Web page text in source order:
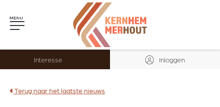
Interesse Inloggen
Terug naar het laatste nieuws